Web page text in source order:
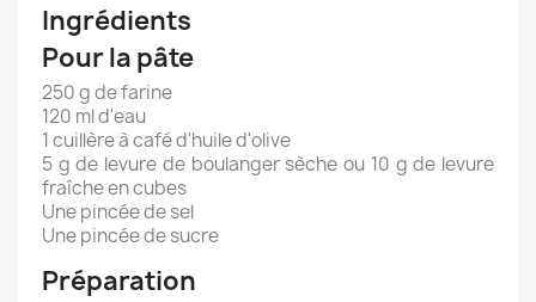
Ingrédients
Pour la pâte
250 g de farine
120 ml d'eau
1 cuillère à café d'huile d'olive
5 g de levure de boulanger sèche ou 10 g de levure
fraîche en cubes
Une pincée de sel
Une pincée de sucre
Préparation